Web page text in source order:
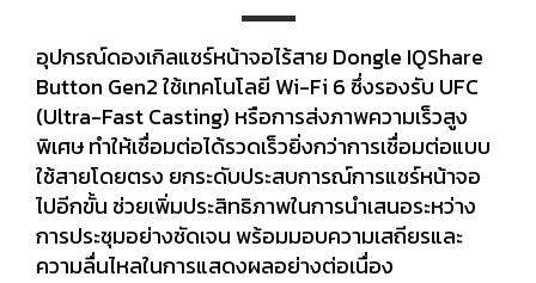
อุปกรณ์ดองเกิลแชร์หน้าจอไร้สาย Dongle IQShare
Button Gen2 ใช้เทคโนโลยี Wi-Fi 6 ซึ่งรองรับ UFC
(Ultra-Fast Casting) หรือการส่งภาพความเร็วสูง
พิเศษ ทำให้เชื่อมต่อได้รวดเร็วยิ่งกว่าการเชื่อมต่อแบบ
ใช้สายโดยตรง ยกระดับประสบการณ์การแชร์หน้าจอ
ไปอีกขั้น ช่วยเพิ่มประสิทธิภาพในการนำเสนอระหว่าง
การประชุมอย่างชัดเจน พร้อมมอบความเสถียรและ
ความลื่นไหลในการแสดงผลอย่างต่อเนื่อง